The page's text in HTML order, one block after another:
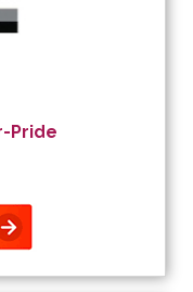
Pride